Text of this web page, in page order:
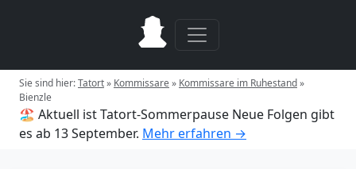
Sie sind hier:Tatort» Kommissare» Kommissare im Ruhestand»
Bienzle
🏖️ Aktuell ist Tatort-Sommerpause Neue Folgen gibt
es ab 13 September. Mehr erfahren →